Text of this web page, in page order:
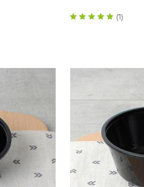
(1)